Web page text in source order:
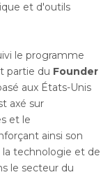
et d'outils
le programme
partie du Founder
aux États-Unis
axé sur
et le
ainsi son
technologie et de
le secteur du